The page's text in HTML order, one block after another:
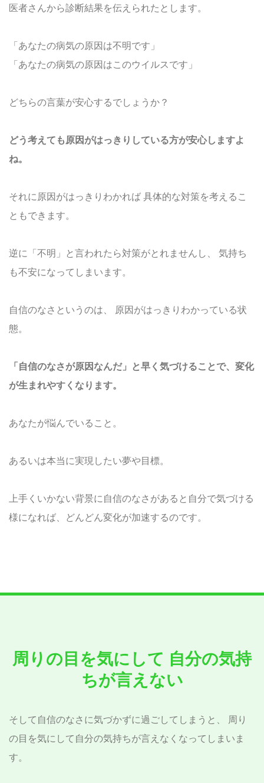
医者さんから診断結果を伝えられたとします。
「あなたの病気の原因は不明です」
「あなたの病気の原因はこのウイルスです」
どちらの言葉が安心するでしょうか？
どう考えても原因がはっきりしている方が安心しますよ
ね。
それに原因がはっきりわかれば具体的な対策を考えるこ
ともできます。
逆に「不明」と言われたら対策がとれませんし、
気持ち
も不安になってしまいます。
自信のなさというのは、
原因がはっきりわかっている状
態。
「自信のなさが原因なんだ」と早く気づけることで、変化
が生まれやすくなります。
あなたが悩んでいること。
あるいは本当に実現したい夢や目標。
上手くいかない背景に自信のなさがあると自分で気づける
様になれば、どんどん変化が加速するのです。
周りの目を気にして 自分の気持
ちが言えない
そして自信のなさに気づかずに過ごしてしまうと、
周り
の目を気にして自分の気持ちが言えなくなってしまいま
す。